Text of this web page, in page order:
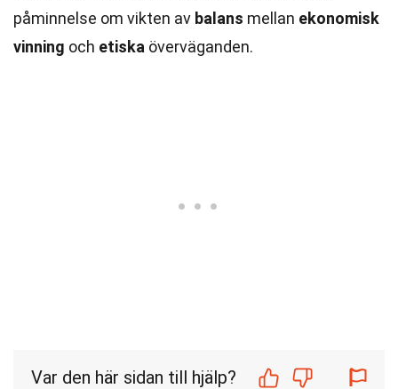
påminnelse om vikten av balans mellan ekonomisk
vinning och etiska överväganden.
Var den här sidan till hjälp?